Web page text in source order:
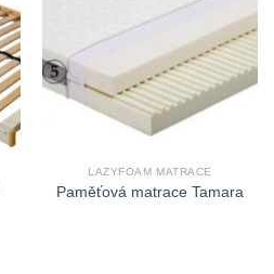
LAZYFOAM MATRACE
Paměťová matrace Tamara